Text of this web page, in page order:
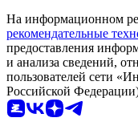
На информационном
рекомендательные
предоставления
и анализа сведений,
пользователей сети
Российской